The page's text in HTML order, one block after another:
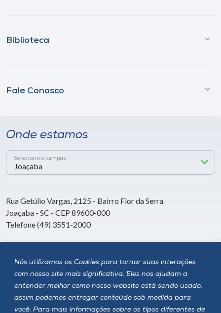
Nós utilizamos os Cookies para tornar suas interações
com nosso site mais significativa. Eles nos ajudam a
entender melhor como nosso website está sendo usado,
assim podemos entregar conteúdo sob medida para
você. Para mais informações sobre os tipos diferentes de
Biblioteca
Fale Conosco
Onde estamos
Selecione o campus
Rua Getúlio Vargas, 2125 - Bairro Flor da Serra
Joaçaba - SC - CEP 89600-000
Telefone (49) 3551-2000
Siga a Unoesc